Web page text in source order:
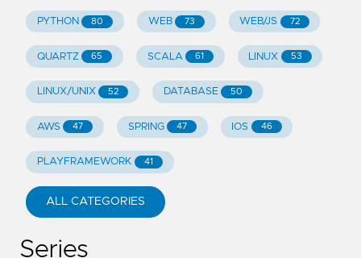
PYTHON 80 WEB 73 WEB/JS 72
QUARTZ 65 SCALA 61 LINUX 53
LINUX/UNIX 52 DATABASE 50
AWS 47 SPRING 47 IOS 46
PLAYFRAMEWORK 41
ALL CATEGORIES
Series